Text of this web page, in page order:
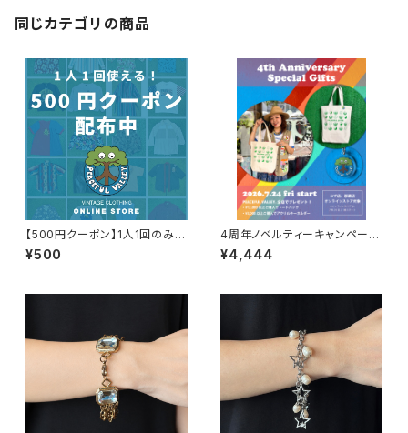
同じカテゴリの商品
【500円クーポン】1人1回のみご
利用可能！
¥500
4周年ノベルティーキャンペーン
開催中！
¥4,444